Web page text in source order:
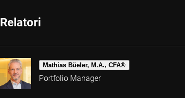
Relatori
Mathias Büeler, M.A., CFA®
Portfolio Manager